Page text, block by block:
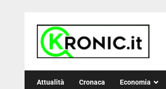
content
Attualità Cronaca Economia